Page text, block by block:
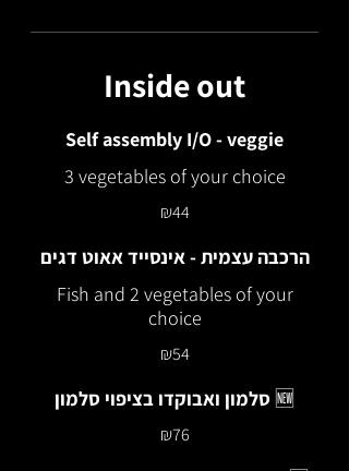
Inside out
Self assembly I/O - veggie
3 vegetables of your choice
₪44
הרכבה עצמית - אינסייד אאוט דגים
Fish and 2 vegetables of your
choice
₪54
סלמון ואבוקדו בציפוי סלמון 🆕
₪76